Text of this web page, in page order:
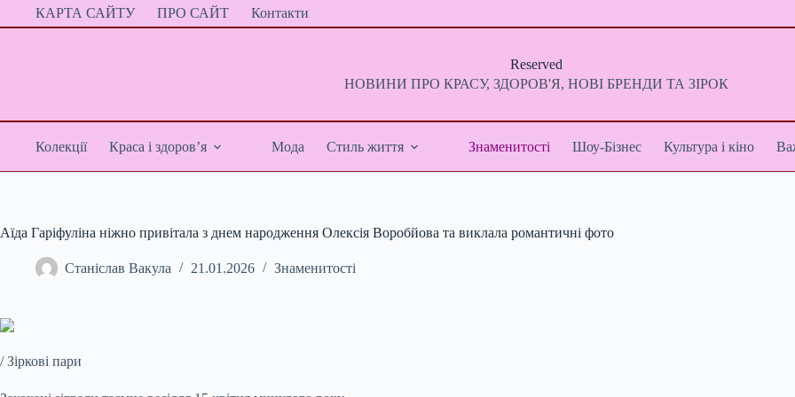
ПерейтиКАРТА САЙТУ ПРО САЙТ Контакти
Reserved
НОВИНИ ПРО КРАСУ, ЗДОРОВ'Я, НОВІ БРЕНДИ ТА ЗІРОК
Колекції Краса і здоров’я Мода Стиль життя Знаменитості Шоу-Бізнес Культура і кіно
Аїда Гаріфуліна ніжно привітала з днем народження Олексія Воробйова та виклала романтичні фото
Станіслав Вакула 21.01.2026 Знаменитості
/ Зіркові пари